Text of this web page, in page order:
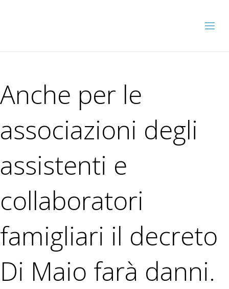
Anche per le
associazioni degli
assistenti e
collaboratori
famigliari il decreto
Di Maio farà danni.